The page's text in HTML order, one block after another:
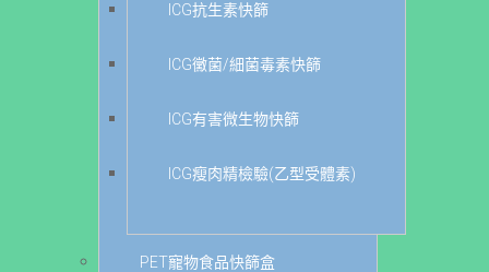
ICG抗生素快篩
ICG黴菌/細菌毒素快篩
ICG有害微生物快篩
ICG瘦肉精檢驗(乙型受體素)
PET寵物食品快篩盒